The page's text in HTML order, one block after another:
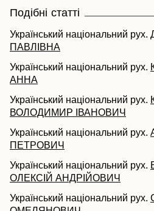
Подібні статті
Український національний рух.
ПАВЛІВНА
Український національний рух.
АННА
Український національний рух.
ВОЛОДИМИР ІВАНОВИЧ
Український національний рух.
ПЕТРОВИЧ
Український національний рух.
ОЛЕКСІЙ АНДРІЙОВИЧ
Український національний рух.